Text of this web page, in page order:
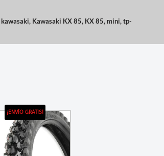
kawasaki, Kawasaki KX 85, KX 85,mini,tp-
¡ENVÍO GRATIS!